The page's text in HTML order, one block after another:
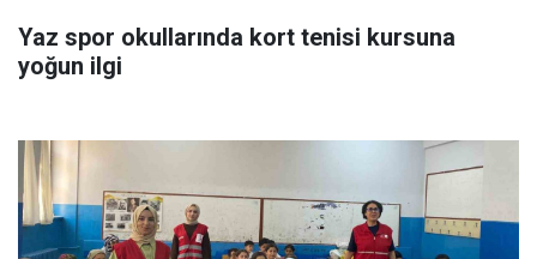
Yaz spor okullarında kort tenisi kursuna
yoğun ilgi